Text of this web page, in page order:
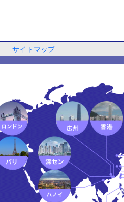
サイトマップ